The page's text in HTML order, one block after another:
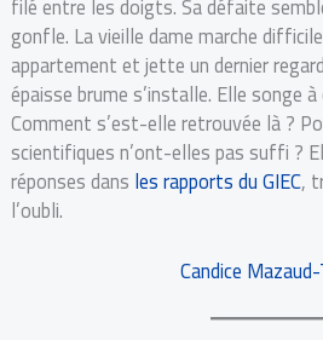
gonfle. La vieille dame marche
appartement et jette un dernier
épaisse brume s’installe. Elle songe
Comment s’est-elle retrouvée là ?
scientifiques n’ont-elles pas suffi ?
réponses dans les rapports du GIEC,
l’oubli.
Candice